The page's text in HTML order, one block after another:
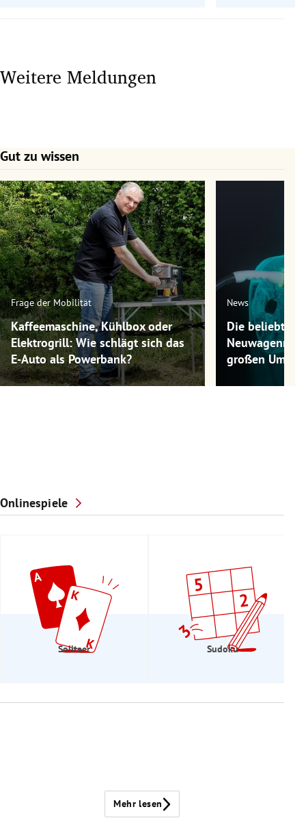
Weitere Meldungen
Gut zu wissen
Slide 1 von 7
Frage der Mobilität
Kaffeemaschine, Kühlbox oder
Elektrogrill: Wie schlägt sich das
E-Auto als Powerbank?
News
Die
großen
Onlinespiele
Solitaer Sudoku
Mehr lesen